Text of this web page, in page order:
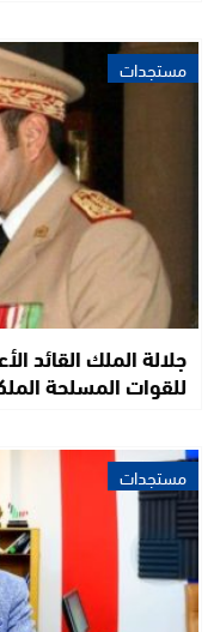
مستجدات
جلالة الملك القائد
للقوات المسلحة
مستجدات